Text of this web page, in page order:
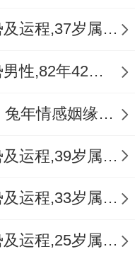
核心。癸水坐
，但亥中甲木伤
防因过于追求自
。
水生扶。思维活
有意外惊喜，感
1987年属兔女2024年运势及运程,37岁属兔人2024全年每月运势女性如何
1982年属狗人2024年运势男性,82年42岁属狗男2024年每月运程怎么样
2023年姻缘最旺盛的生肖 兔年情感姻缘运比较旺的属相
1985年属牛女2024年运势及运程,39岁属牛人2024全年每月运势女性如何
1991年属羊女2024年运势及运程,33岁属羊人2024全年每月运势女性如何
1999年属兔女2024年运势及运程,25岁属兔人2024全年每月运势女性如何